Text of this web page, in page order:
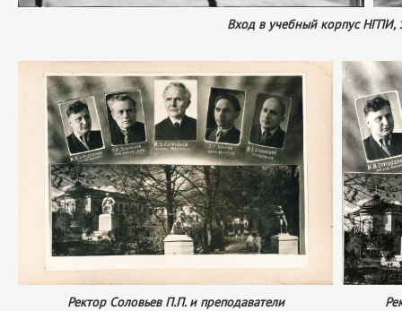
Вход в учебный корпус НГПИ,
Ректор Соловьев П.П. и преподаватели